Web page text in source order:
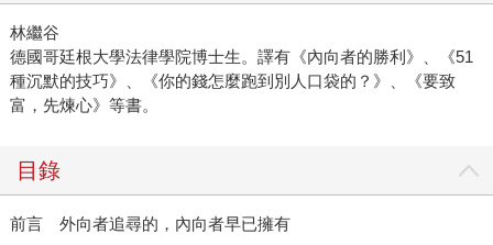
林繼谷
德國哥廷根大學法律學院博士生。譯有《內向者的勝利》、《51
種沉默的技巧》、《你的錢怎麼跑到別人口袋的？》、《要致
富，先煉心》等書。
目錄
前言 外向者追尋的，內向者早已擁有